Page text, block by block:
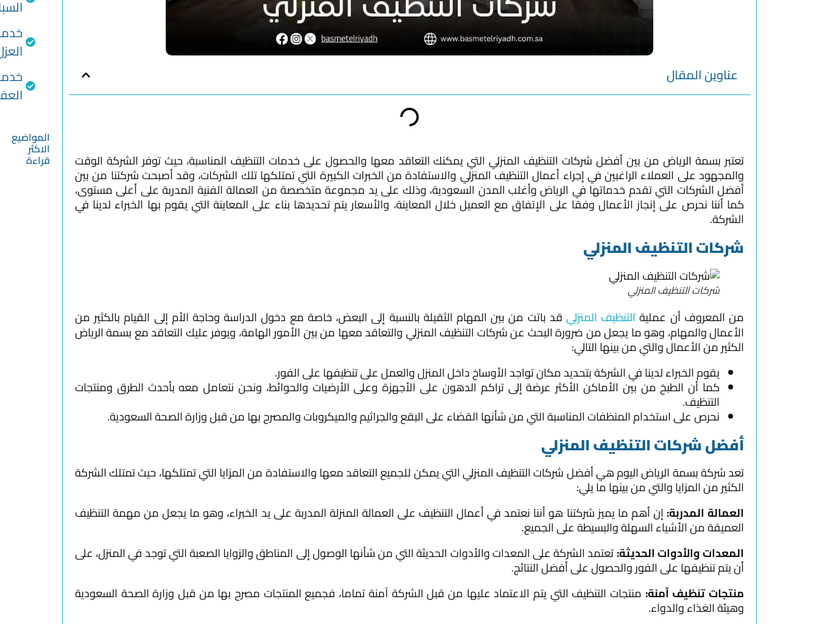
عناوين المقال
تعتبر بسمة الرياض من بين أفضل شركات التنظيف المنزلي التي يمكنك التعاقد معها والحصول على خدمات التنظيف المناسبة، حيث توفر الشركة الوقت
والمجهود على العملاء الراغبين في إجراء أعمال التنظيف المنزلي والاستفادة من الخبرات الكبيرة التي تمتلكها تلك الشركات، وقد أصبحت شركتنا من بين
أفضل الشركات التي تقدم خدماتها في الرياض وأغلب المدن السعودية، وذلك على يد مجموعة متخصصة من العمالة الفنية المدربة على أعلى مستوى،
كما أننا نحرص على إنجاز الأعمال وفقا على الإتفاق مع العميل خلال المعاينة، والأسعار يتم تحديدها بناء على المعاينة التي يقوم بها الخبراء لدينا في
الشركة.
شركات التنظيف المنزلي
شركات التنظيف المنزلي
من المعروف أن عملية التنظيف المنزلي قد باتت من بين المهام الثقيلة بالنسبة إلى البعض، خاصة مع دخول الدراسة وحاجة الأم إلى القيام بالكثير من
الأعمال والمهام، وهو ما يجعل من ضرورة البحث عن شركات التنظيف المنزلي والتعاقد معها من بين الأمور الهامة، ويوفر عليك التعاقد مع بسمة الرياض
الكثير من الأعمال والتي من بينها التالي:
يقوم الخبراء لدينا في الشركة بتحديد مكان تواجد الأوساخ داخل المنزل والعمل على تنظيفها على الفور.
كما أن الطبخ من بين الأماكن الأكثر عرضة إلى تراكم الدهون على الأجهزة وعلى الأرضيات والحوائط، ونحن نتعامل معه بأحدث الطرق ومنتجات
التنظيف.
نحرص على استخدام المنظفات المناسبة التي من شأنها القضاء على البقع والجراثيم والميكروبات والمصرح بها من قبل وزارة الصحة السعودية.
أفضل شركات التنظيف المنزلي
تعد شركة بسمة الرياض اليوم هي أفضل شركات التنظيف المنزلي التي يمكن للجميع التعاقد معها والاستفادة من المزايا التي تمتلكها، حيث تمتلك الشركة
الكثير من المزايا والتي من بينها ما يلي:
العمالة المدربة: إن أهم ما يميز شركتنا هو أننا نعتمد في أعمال التنظيف على العمالة المنزلة المدربة على يد الخبراء، وهو ما يجعل من مهمة التنظيف
العميقة من الأشياء السهلة والبسيطة على الجميع.
المعدات والأدوات الحديثة:تعتمد الشركة على المعدات والأدوات الحديثة التي من شأنها الوصول إلى المناطق والزوايا الصعبة التي توجد في المنزل، على
أن يتم تنظيفها على الفور والحصول على أفضل النتائج.
منتجات تنظيف آمنة: منتجات التنظيف التي يتم الاعتماد عليها من قبل الشركة آمنة تماما، فجميع المنتجات مصرح بها من قبل وزارة الصحة السعودية
وهيئة الغذاء والدواء.
المواضيع
الاكثر
قراءة